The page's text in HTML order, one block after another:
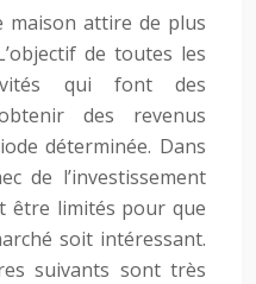
maison attire de plus
de toutes les
qui font des
des revenus
déterminée. Dans
de l’investissement
être limités pour que
soit intéressant.
suivants sont très